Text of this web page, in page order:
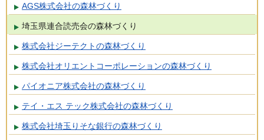
AGS株式会社の森林づくり
埼玉県連合読売会の森林づくり
株式会社ジーテクトの森林づくり
株式会社オリエントコーポレーションの森林づくり
パイオニア株式会社の森林づくり
テイ・エス テック株式会社の森林づくり
株式会社埼玉りそな銀行の森林づくり